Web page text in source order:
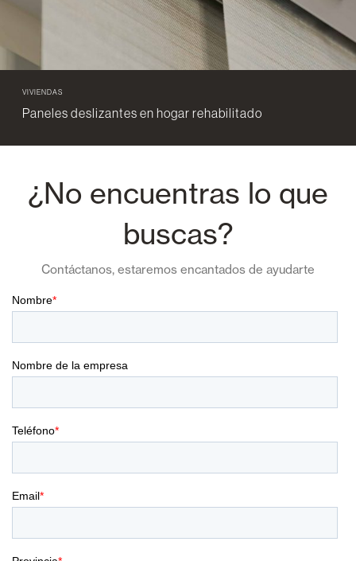
VIVIENDAS
Paneles deslizantes en hogar rehabilitado
¿No encuentras lo que
buscas?
Contáctanos, estaremos encantados de ayudarte